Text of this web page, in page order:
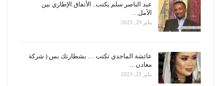
عبد الناصر سلم يكتب.. الأتفاق الإطاري بين
الأمل…
يناير 29, 2023
عائشة الماجدي تكتب … بشطارتك بس ( شركة
معادن…
يناير 29, 2023